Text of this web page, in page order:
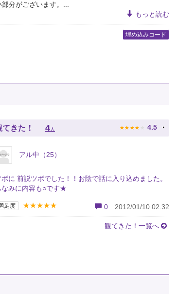
分がございます。...
もっと読む
埋め込みコード
てきた！ 4 人 ★ ★ ★ ★ ★ 4.5
アル中（25）
ボに 前説ツボでした！！お陰で話に入り込めました。
なみに内容も○です★
足度 ★★★★★ 0 2012/01/10 02:32
観てきた！一覧へ